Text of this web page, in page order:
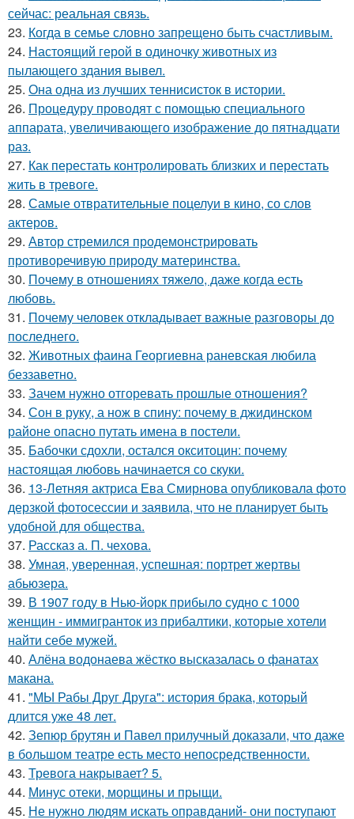
сейчас: реальная связь.
23. Когда в семье словно запрещено быть счастливым.
24. Настоящий герой в одиночку животных из
пылающего здания вывел.
25. Она одна из лучших теннисисток в истории.
26. Процедуру проводят с помощью специального
аппарата, увеличивающего изображение до пятнадцати
раз.
27. Как перестать контролировать близких и перестать
жить в тревоге.
28. Самые отвратительные поцелуи в кино, со слов
актеров.
29. Автор стремился продемонстрировать
противоречивую природу материнства.
30. Почему в отношениях тяжело, даже когда есть
любовь.
31. Почему человек откладывает важные разговоры до
последнего.
32. Животных фаина Георгиевна раневская любила
беззаветно.
33. Зачем нужно отгоревать прошлые отношения?
34. Сон в руку, а нож в спину: почему в джидинском
районе опасно путать имена в постели.
35. Бабочки сдохли, остался окситоцин: почему
настоящая любовь начинается со скуки.
36. 13-Летняя актриса Ева Смирнова опубликовала фото
дерзкой фотосессии и заявила, что не планирует быть
удобной для общества.
37. Рассказ а. П. чехова.
38. Умная, уверенная, успешная: портрет жертвы
абьюзера.
39. В 1907 году в Нью-йорк прибыло судно с 1000
женщин - иммигранток из прибалтики, которые хотели
найти себе мужей.
40. Алёна водонаева жёстко высказалась о фанатах
макана.
41. "МЫ Рабы Друг Друга": история брака, который
длится уже 48 лет.
42. Зепюр брутян и Павел прилучный доказали, что даже
в большом театре есть место непосредственности.
43. Тревога накрывает? 5.
44. Минус отеки, морщины и прыщи.
45. Не нужно людям искать оправданий- они поступают